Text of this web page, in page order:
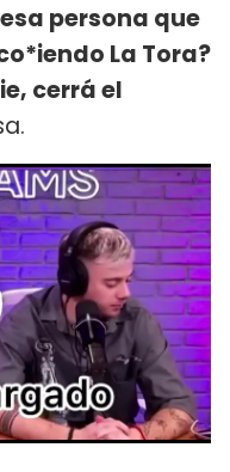
persona que
La Tora?
cerrá el